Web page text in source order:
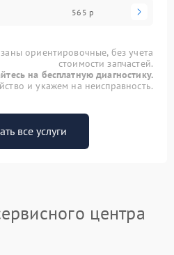
565 р
ориентировочные, без учета
стоимости запчастей.
на бесплатную диагностику.
и укажем на неисправность.
все услуги
центра